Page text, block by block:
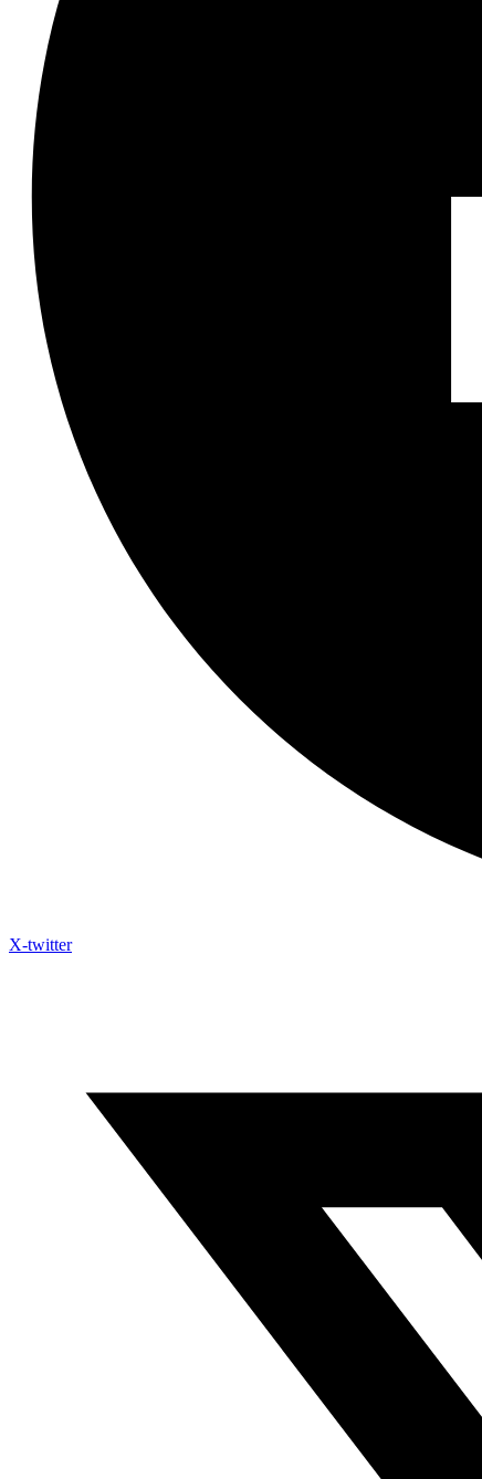
X-twitter